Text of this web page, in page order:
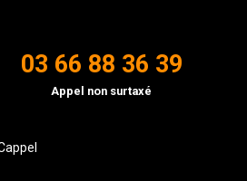
03 66 88 36 39
Appel non surtaxé